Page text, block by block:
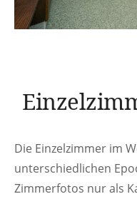
Die Einzelzimmer im
unterschiedlichen
Zimmerfotos nur als